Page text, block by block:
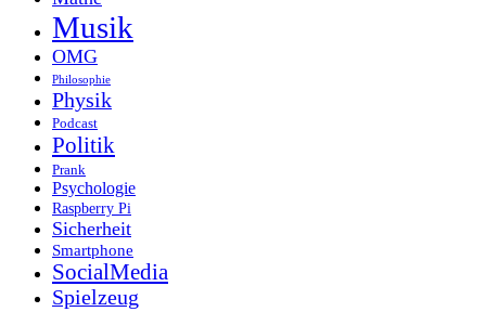
Musik
OMG
Philosophie
Physik
Podcast
Politik
Prank
Psychologie
Raspberry Pi
Sicherheit
Smartphone
SocialMedia
Spielzeug